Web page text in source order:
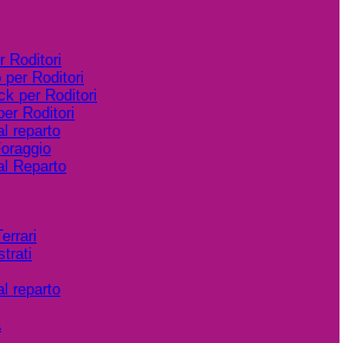
Roditori
per Roditori
per Roditori
Roditori
reparto
Reparto
reparto